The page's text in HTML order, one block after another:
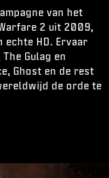
van het
2 uit 2009,
echte HD. Ervaar
Gulag en
Ghost en de rest
de orde te